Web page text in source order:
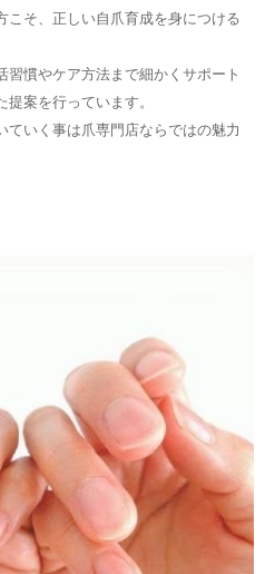
こそ、正しい自爪育成を身につける
慣やケア方法まで細かくサポート
案を行っています。
いく事は爪専門店ならではの魅力